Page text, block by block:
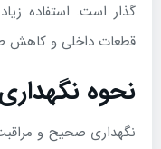
گذار است. استفاده
قطعات داخلی و کاهش
نحوه
نگهداری صحیح و